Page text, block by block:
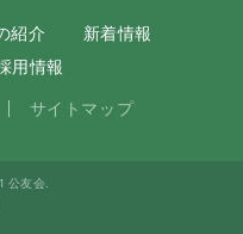
紹介
新着情報
用情報
サイトマップ
公友会.